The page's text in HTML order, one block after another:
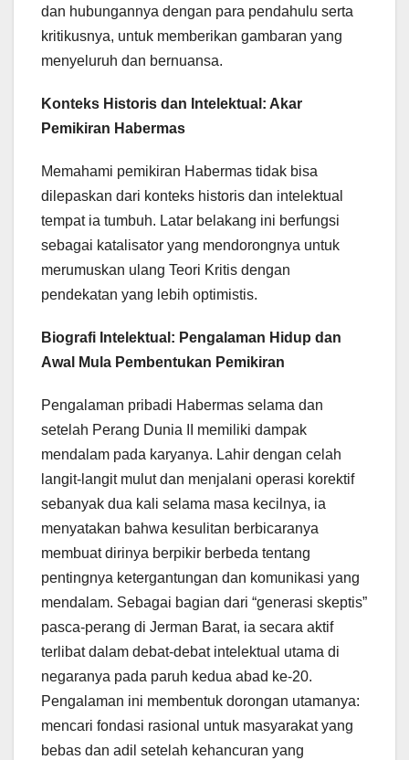
dan hubungannya dengan para pendahulu serta
kritikusnya, untuk memberikan gambaran yang
menyeluruh dan bernuansa.
Konteks Historis dan Intelektual: Akar
Pemikiran Habermas
Memahami pemikiran Habermas tidak bisa
dilepaskan dari konteks historis dan intelektual
tempat ia tumbuh. Latar belakang ini berfungsi
sebagai katalisator yang mendorongnya untuk
merumuskan ulang Teori Kritis dengan
pendekatan yang lebih optimistis.
Biografi Intelektual: Pengalaman Hidup dan
Awal Mula Pembentukan Pemikiran
Pengalaman pribadi Habermas selama dan
setelah Perang Dunia II memiliki dampak
mendalam pada karyanya. Lahir dengan celah
langit-langit mulut dan menjalani operasi korektif
sebanyak dua kali selama masa kecilnya, ia
menyatakan bahwa kesulitan berbicaranya
membuat dirinya berpikir berbeda tentang
pentingnya ketergantungan dan komunikasi yang
mendalam. Sebagai bagian dari “generasi skeptis”
pasca-perang di Jerman Barat, ia secara aktif
terlibat dalam debat-debat intelektual utama di
negaranya pada paruh kedua abad ke-20.
Pengalaman ini membentuk dorongan utamanya:
mencari fondasi rasional untuk masyarakat yang
bebas dan adil setelah kehancuran yang